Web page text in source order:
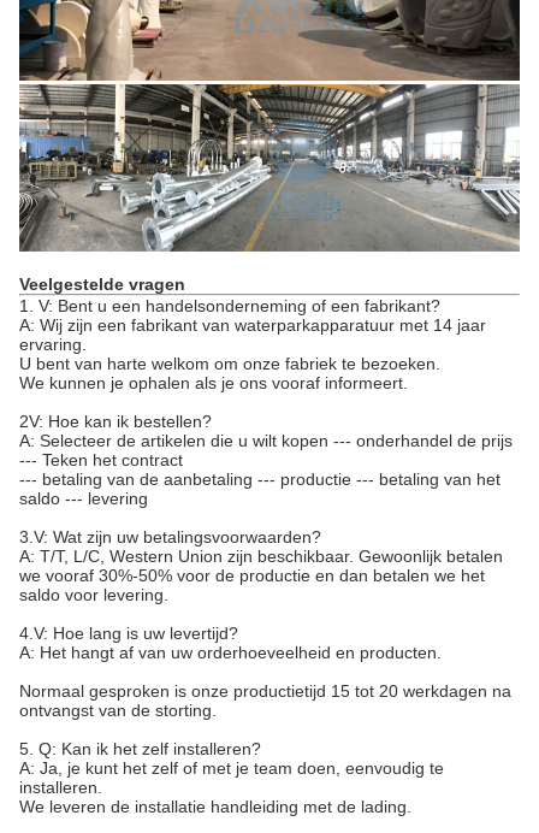
Veelgestelde vragen
1. V: Bent u een handelsonderneming of een fabrikant?
A: Wij zijn een fabrikant van waterparkapparatuur met 14 jaar
ervaring.
U bent van harte welkom om onze fabriek te bezoeken.
We kunnen je ophalen als je ons vooraf informeert.
2V: Hoe kan ik bestellen?
A: Selecteer de artikelen die u wilt kopen --- onderhandel de prijs
--- Teken het contract
--- betaling van de aanbetaling --- productie --- betaling van het
saldo --- levering
3.V: Wat zijn uw betalingsvoorwaarden?
A: T/T, L/C, Western Union zijn beschikbaar. Gewoonlijk betalen
we vooraf 30%-50% voor de productie en dan betalen we het
saldo voor levering.
4.V: Hoe lang is uw levertijd?
A: Het hangt af van uw orderhoeveelheid en producten.
Normaal gesproken is onze productietijd 15 tot 20 werkdagen na
ontvangst van de storting.
5. Q: Kan ik het zelf installeren?
A: Ja, je kunt het zelf of met je team doen, eenvoudig te
installeren.
We leveren de installatie handleiding met de lading.